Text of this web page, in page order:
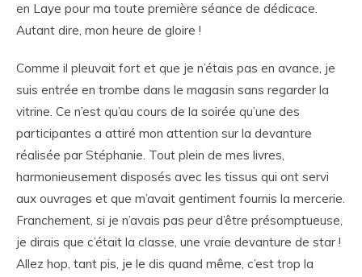
en Laye pour ma toute première séance de dédicace.
Autant dire, mon heure de gloire !
Comme il pleuvait fort et que je n’étais pas en avance, je
suis entrée en trombe dans le magasin sans regarder la
vitrine. Ce n’est qu’au cours de la soirée qu’une des
participantes a attiré mon attention sur la devanture
réalisée par Stéphanie. Tout plein de mes livres,
harmonieusement disposés avec les tissus qui ont servi
aux ouvrages et que m’avait gentiment fournis la mercerie.
Franchement, si je n’avais pas peur d’être présomptueuse,
je dirais que c’était la classe, une vraie devanture de star !
Allez hop, tant pis, je le dis quand même, c’est trop la